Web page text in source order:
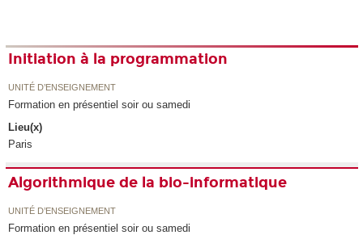
Initiation à la programmation
UNITÉ D’ENSEIGNEMENT
Formation en présentiel soir ou samedi
Lieu(x)
Paris
Algorithmique de la bio-informatique
UNITÉ D’ENSEIGNEMENT
Formation en présentiel soir ou samedi